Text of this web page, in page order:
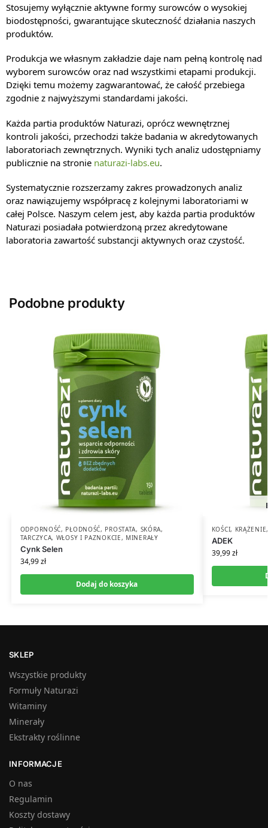
Stosujemy wyłącznie aktywne formy surowców o wysokiej
biodostępności, gwarantujące skuteczność działania naszych
produktów.
Produkcja we własnym zakładzie daje nam pełną kontrolę nad
wyborem surowców oraz nad wszystkimi etapami produkcji.
Dzięki temu możemy zagwarantować, że całość przebiega
zgodnie z najwyższymi standardami jakości.
Każda partia produktów Naturazi, oprócz wewnętrznej
kontroli jakości, przechodzi także badania w akredytowanych
laboratoriach zewnętrznych. Wyniki tych analiz udostępniamy
publicznie na stronie naturazi-labs.eu.
Systematycznie rozszerzamy zakres prowadzonych analiz
oraz nawiązujemy współpracę z kolejnymi laboratoriami w
całej Polsce. Naszym celem jest, aby każda partia produktów
Naturazi posiadała potwierdzoną przez akredytowane
laboratoria zawartość substancji aktywnych oraz czystość.
Podobne produkty
ODPORNOŚĆ, PŁODNOŚĆ, PROSTATA, SKÓRA,
TARCZYCA, WŁOSY I PAZNOKCIE, MINERAŁY
Cynk Selen
34,99zł
Dodaj do koszyka
KOŚCI, KRĄŻENIE
ADEK
39,99zł
SKLEP
Wszystkie produkty
Formuły Naturazi
Witaminy
Minerały
Ekstrakty roślinne
INFORMACJE
O nas
Regulamin
Koszty dostawy